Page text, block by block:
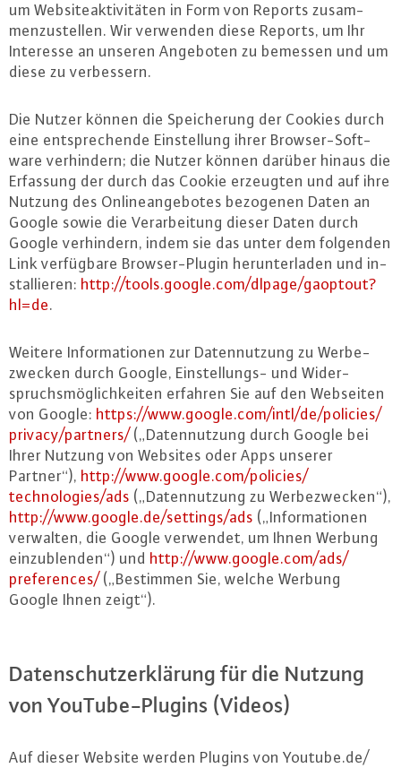
um Web­siteak­ti­vi­tä­ten in Form von Reports zu­sam­
men­zu­stel­len. Wir verwenden diese Reports, um Ihr
Interesse an unseren Angeboten zu bemessen und um
diese zu ver­bes­sern.
Die Nutzer können die Spei­che­rung der Cookies durch
eine ent­spre­chen­de Ein­stel­lung ihrer Brow­ser-Soft­
ware ver­hin­dern; die Nutzer können darüber hinaus die
Erfassung der durch das Cookie erzeugten und auf ihre
Nutzung des On­line­an­ge­bo­tes bezogenen Daten an
Google sowie die Ver­ar­bei­tung dieser Daten durch
Google ver­hin­dern, indem sie das unter dem folgenden
Link ver­füg­ba­re Brow­ser-Plu­gin her­un­ter­la­den und in­
stal­lie­ren: http://​tools.​google.​com/​dlpage/​gaoptout?​
hl=de.
Weitere In­for­ma­tio­nen zur Da­ten­nut­zung zu Wer­be­
zwe­cken durch Google, Ein­stel­lungs- und Wi­der­
spruchs­mög­lich­kei­ten erfahren Sie auf den Webseiten
von Google: https://​www.​google.​com/​intl/​de/​policies/​
privacy/​partners/ („Da­ten­nut­zung durch Google bei
Ihrer Nutzung von Websites oder Apps unserer
Partner“), http://​www.​google.​com/​policies/​
technologies/​ads („Da­ten­nut­zung zu Wer­be­zwe­cken“),
http://​www.​google.​de/​settings/​ads („In­for­ma­tio­nen
verwalten, die Google verwendet, um Ihnen Werbung
ein­zu­blen­den“) und http://​www.​google.​com/​ads/​
preferences/ („Bestimmen Sie, welche Werbung
Google Ihnen zeigt“).
Da­ten­schutz­er­klä­rung für die Nutzung
von YouTube-Plug­ins (Videos)
Auf dieser Website werden Plugins von Youtube.​de/​